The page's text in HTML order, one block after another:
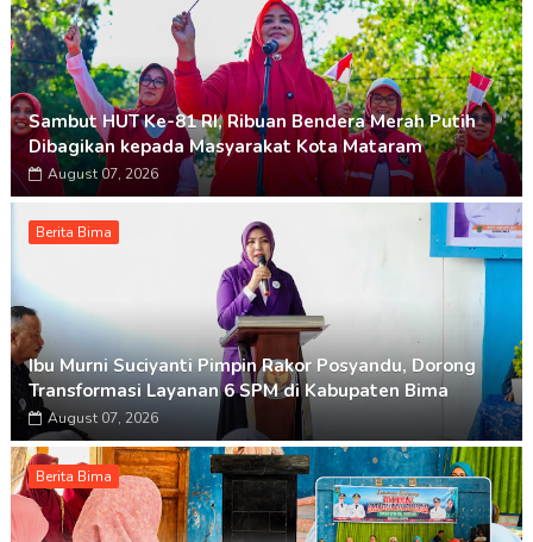
Sambut HUT Ke-81 RI, Ribuan Bendera Merah Putih
Dibagikan kepada Masyarakat Kota Mataram
August 07, 2026
Berita Bima
Ibu Murni Suciyanti Pimpin Rakor Posyandu, Dorong
Transformasi Layanan 6 SPM di Kabupaten Bima
August 07, 2026
Berita Bima